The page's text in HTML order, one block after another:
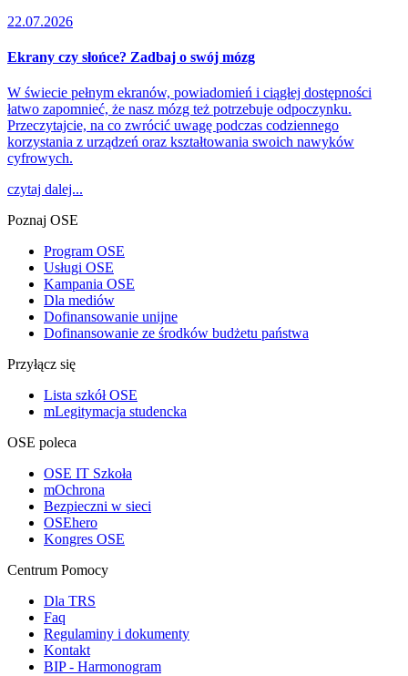
22.07.2026
Ekrany czy słońce? Zadbaj o swój mózg
W świecie pełnym ekranów, powiadomień i ciągłej dostępności
łatwo zapomnieć, że nasz mózg też potrzebuje odpoczynku.
Przeczytajcie, na co zwrócić uwagę podczas codziennego
korzystania z urządzeń oraz kształtowania swoich nawyków
cyfrowych.
czytaj dalej...
Poznaj OSE
Program OSE
Usługi OSE
Kampania OSE
Dla mediów
Dofinansowanie unijne
Dofinansowanie ze środków budżetu państwa
Przyłącz się
Lista szkół OSE
mLegitymacja studencka
OSE poleca
OSE IT Szkoła
mOchrona
Bezpieczni w sieci
OSEhero
Kongres OSE
Centrum Pomocy
Dla TRS
Faq
Regulaminy i dokumenty
Kontakt
BIP - Harmonogram